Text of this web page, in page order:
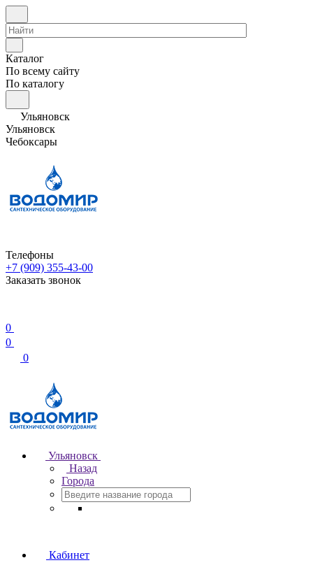
Каталог
По всему сайту
По каталогу
Ульяновск
Ульяновск
Чебоксары
Телефоны
+7 (909) 355-43-00
Заказать звонок
0
0
0
Ульяновск
Назад
Города
Кабинет